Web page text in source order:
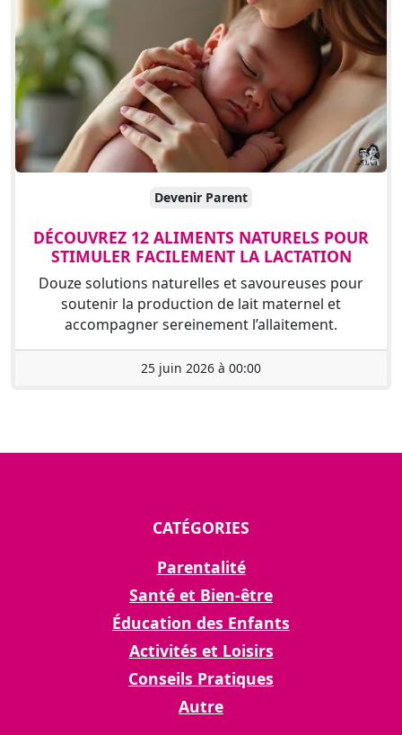
Devenir Parent
DÉCOUVREZ 12 ALIMENTS NATURELS POUR
STIMULER FACILEMENT LA LACTATION
Douze solutions naturelles et savoureuses pour
soutenir la production de lait maternel et
accompagner sereinement l’allaitement.
25 juin 2026 à 00:00
CATÉGORIES
Parentalité
Santé et Bien-être
Éducation des Enfants
Activités et Loisirs
Conseils Pratiques
Autre